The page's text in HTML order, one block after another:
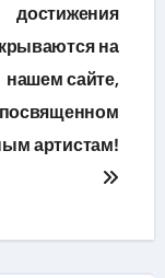
достижения
на
нашем сайте,
посвященном
артистам!